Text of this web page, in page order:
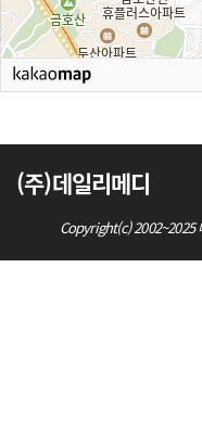
(주)데일리메디
Copyright(c)